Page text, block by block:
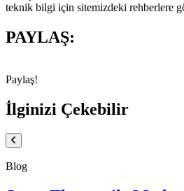
teknik bilgi için sitemizdeki rehberlere
PAYLAŞ:
Paylaş!
İlginizi Çekebilir
Blog